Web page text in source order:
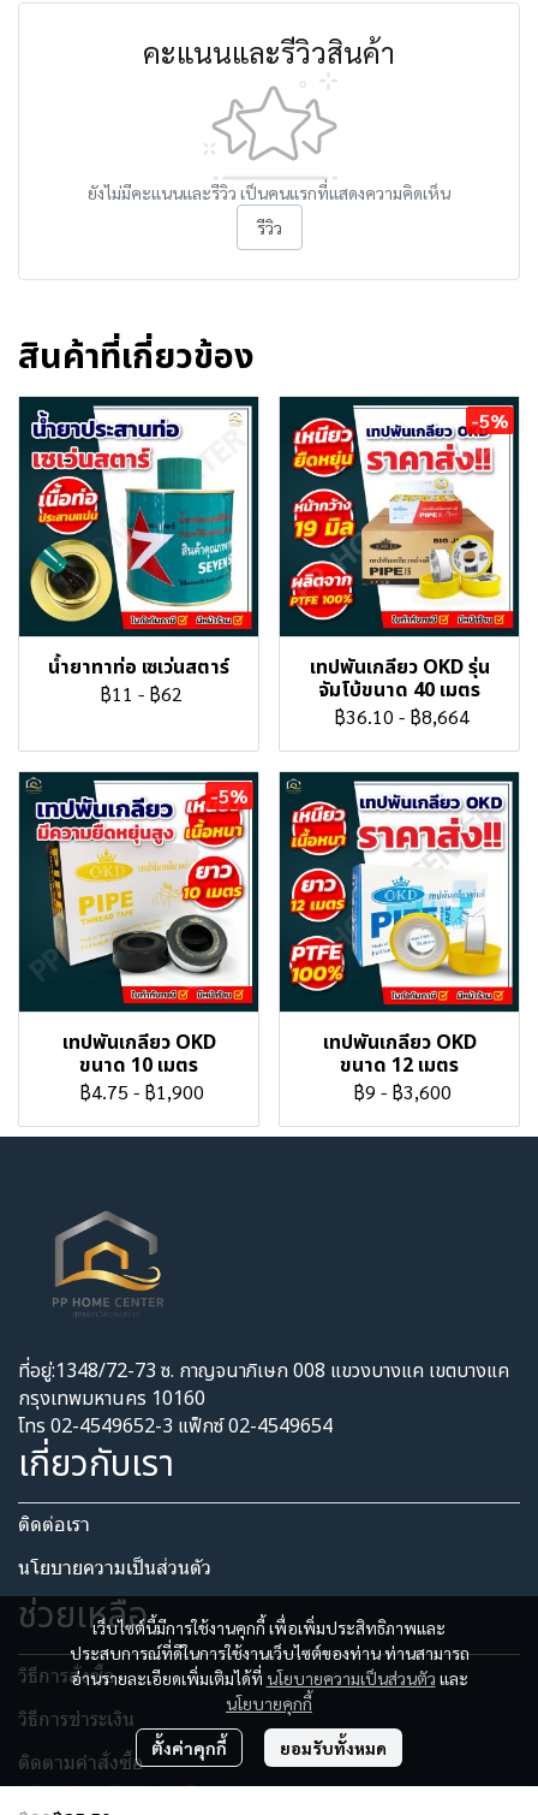
คะแนนและรีวิวสินค้า
ยังไม่มีคะแนนและรีวิว เป็นคนแรกที่แสดงความคิดเห็น
รีวิว
สินค้าที่เกี่ยวข้อง
น้ำยาทาท่อ เซเว่นสตาร์
฿11 - ฿62
-5%
เทปพันเกลียว OKD รุ่น
จัมโบ้ขนาด 40 เมตร
฿36.10 - ฿8,664
-5%
เทปพันเกลียว OKD
ขนาด 10 เมตร
฿4.75 - ฿1,900
เทปพันเกลียว OKD
ขนาด 12 เมตร
฿9 - ฿3,600
เว็บไซต์นี้มีการใช้งานคุกกี้ เพื่อเพิ่มประสิทธิภาพและ
ประสบการณ์ที่ดีในการใช้งานเว็บไซต์ของท่าน ท่านสามารถ
อ่านรายละเอียดเพิ่มเติมได้ที่ นโยบายความเป็นส่วนตัว และ
นโยบายคุกกี้
ตั้งค่าคุกกี้ ยอมรับทั้งหมด
ที่อยู่:1348/72-73 ซ. กาญจนาภิเษก 008 แขวงบางแค เขตบางแค
กรุงเทพมหานคร 10160
โทร 02-4549652-3 แฟ็กซ์ 02-4549654
เกี่ยวกับเรา
ติดต่อเรา
นโยบายความเป็นส่วนตัว​
ช่วยเหลือ
วิธีการสั่งซื้อ
วิธีการชำระเงิน
ติดตามคำสั่งซื้อ